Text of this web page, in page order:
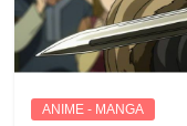
ANIME - MANGA